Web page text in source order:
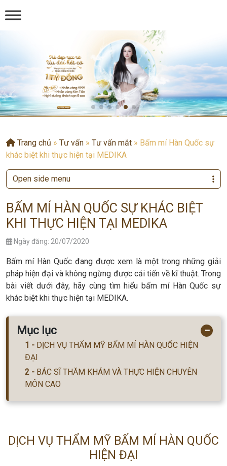
Trang chủ » Tư vấn » Tư vấn mắt » Bấm mí Hàn Quốc sự
khác biệt khi thực hiện tại MEDIKA
BẤM MÍ HÀN QUỐC SỰ KHÁC BIỆT
KHI THỰC HIỆN TẠI MEDIKA
Ngày đăng: 20/07/2020
Bấm mí Hàn Quốc đang được xem là một trong những giải
pháp hiện đại và không ngừng được cải tiến về kĩ thuật. Trong
bài viết dưới đây, hãy cùng tìm hiểu bấm mí Hàn Quốc sự
khác biệt khi thực hiện tại MEDIKA.
Mục lục −
DỊCH VỤ THẨM MỸ BẤM MÍ HÀN QUỐC HIỆN
ĐẠI
BÁC SĨ THĂM KHÁM VÀ THỰC HIỆN CHUYÊN
MÔN CAO
DỊCH VỤ THẨM MỸ BẤM MÍ HÀN QUỐC
HIỆN ĐẠI
Open side menu